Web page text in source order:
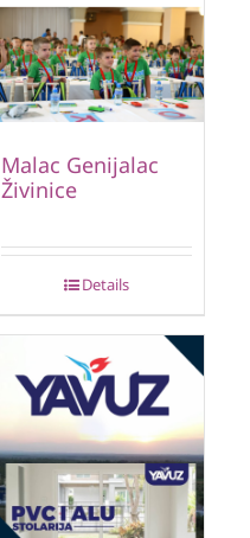
Malac Genijalac
Živinice
Details